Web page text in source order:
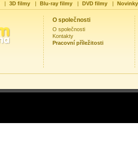
| 3D filmy | Blu-ray filmy | DVD filmy |
O společnosti
O společnosti
Kontakty
Pracovní příležitosti